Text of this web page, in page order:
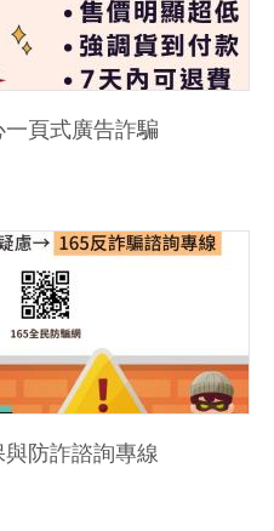
一頁式廣告詐騙
與防詐諮詢專線